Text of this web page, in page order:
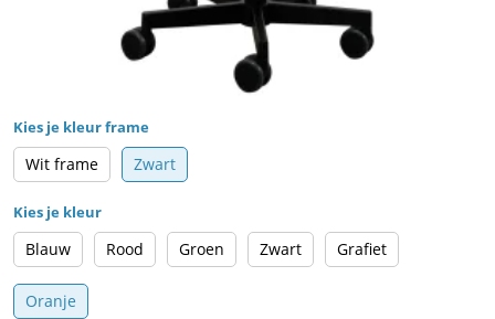
Kies je kleur frame
Wit frame Zwart
Kies je kleur
Blauw Rood Groen Zwart Grafiet
Oranje